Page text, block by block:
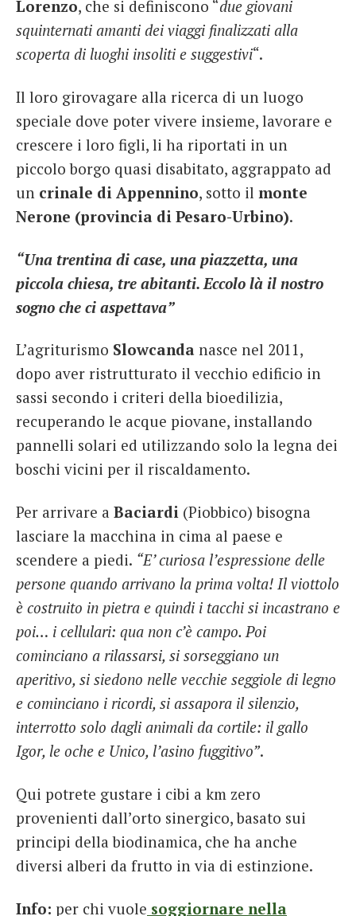
Lorenzo, che si definiscono “due giovani
squinternati amanti dei viaggi finalizzati alla
scoperta di luoghi insoliti e suggestivi“.
Il loro girovagare alla ricerca di un luogo
speciale dove poter vivere insieme, lavorare e
crescere i loro figli, li ha riportati in un
piccolo borgo quasi disabitato, aggrappato ad
un crinale di Appennino, sotto il monte
Nerone (provincia di Pesaro-Urbino).
“Una trentina di case, una piazzetta, una
piccola chiesa, tre abitanti. Eccolo là il nostro
sogno che ci aspettava”
L’agriturismo Slowcanda nasce nel 2011,
dopo aver ristrutturato il vecchio edificio in
sassi secondo i criteri della bioedilizia,
recuperando le acque piovane, installando
pannelli solari ed utilizzando solo la legna dei
boschi vicini per il riscaldamento.
Per arrivare a Baciardi (Piobbico) bisogna
lasciare la macchina in cima al paese e
scendere a piedi. “E’ curiosa l’espressione delle
persone quando arrivano la prima volta! Il viottolo
è costruito in pietra e quindi i tacchi si incastrano e
poi… i cellulari: qua non c’è campo. Poi
cominciano a rilassarsi, si sorseggiano un
aperitivo, si siedono nelle vecchie seggiole di legno
e cominciano i ricordi, si assapora il silenzio,
interrotto solo dagli animali da cortile: il gallo
Igor, le oche e Unico, l’asino fuggitivo”.
Qui potrete gustare i cibi a km zero
provenienti dall’orto sinergico, basato sui
principi della biodinamica, che ha anche
diversi alberi da frutto in via di estinzione.
Info: per chi vuole soggiornare nella